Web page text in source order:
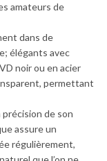
amateurs de
dans de
élégants avec
noir ou en acier
permettant
de son
assure un
régulièrement,